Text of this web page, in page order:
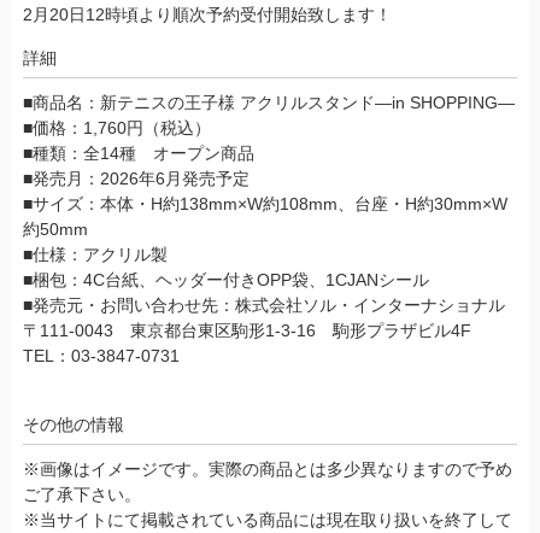
2月20日12時頃より順次予約受付開始致します！
詳細
■商品名：新テニスの王子様 アクリルスタンド―in SHOPPING―
■価格：1,760円（税込）
■種類：全14種 オープン商品
■発売月：2026年6月発売予定
■サイズ：本体・H約138mm×W約108mm、台座・H約30mm×W
約50mm
■仕様：アクリル製
■梱包：4C台紙、ヘッダー付きOPP袋、1CJANシール
■発売元・お問い合わせ先：株式会社ソル・インターナショナル
〒111-0043 東京都台東区駒形1-3-16 駒形プラザビル4F
TEL：03-3847-0731
その他の情報
※画像はイメージです。実際の商品とは多少異なりますので予め
ご了承下さい。
※当サイトにて掲載されている商品には現在取り扱いを終了して